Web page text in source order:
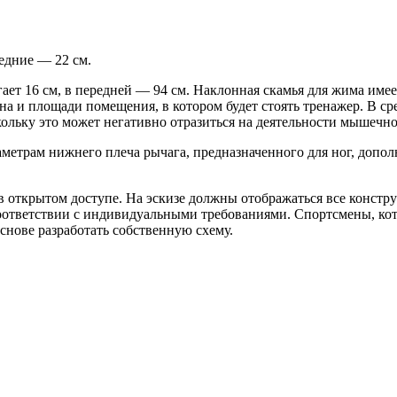
— 22 см.
16 см, в передней — 94 см. Наклонная скамья для жима
и площади помещения, в котором будет стоять тренажер. В
это может негативно отразиться на деятельности
нижнего плеча рычага, предназначенного для ног,
доступе. На эскизе должны отображаться все
с индивидуальными требованиями. Спортсмены,
разработать собственную схему.